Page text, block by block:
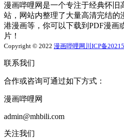
漫画哔哩网是一个专注于经典怀旧
站，网站内整理了大量高清完结的
港漫画等，你可以下载到PDF漫画
片！
Copyright © 2022 漫画哔哩网 川ICP备
联系我们
合作或咨询可通过如下方式：
漫画哔哩网
admin@mhbili.com
关注我们